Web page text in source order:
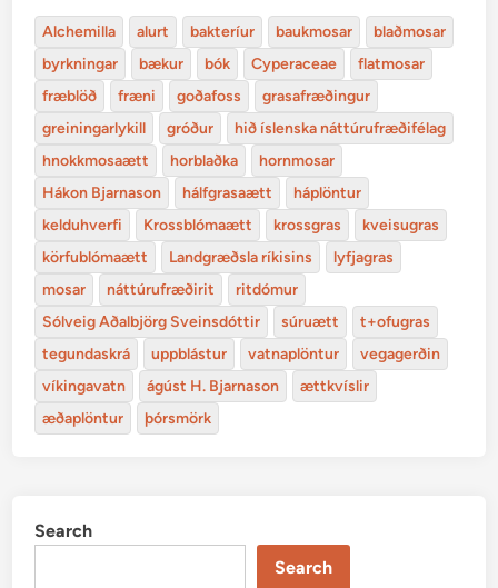
Alchemilla alurt bakteríur baukmosar
blaðmosar
byrkningar
bækur bók Cyperaceae
flatmosar
fræblöð
fræni goðafoss
grasafræðingur
greiningarlykill
gróður
hið íslenska náttúrufræðifélag
hnokkmosaætt
horblaðka
hornmosar
Hákon Bjarnason
hálfgrasaætt
háplöntur
kelduhverfi
Krossblómaætt krossgras
kveisugras
körfublómaætt
Landgræðsla ríkisins
lyfjagras
mosar
náttúrufræðirit
ritdómur
Sólveig Aðalbjörg Sveinsdóttir
súruætt
t+ofugras
tegundaskrá
uppblástur vatnaplöntur
vegagerðin
víkingavatn
ágúst H. Bjarnason
ættkvíslir
æðaplöntur
þórsmörk
Search
Search